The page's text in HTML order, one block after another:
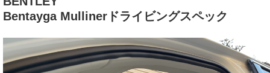
Bentayga Mullinerドライビングスペック